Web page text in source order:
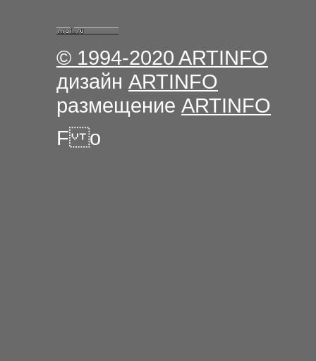
© 1994-2020 ARTINFO
дизайн ARTINFO
размещение ARTINFO
F о